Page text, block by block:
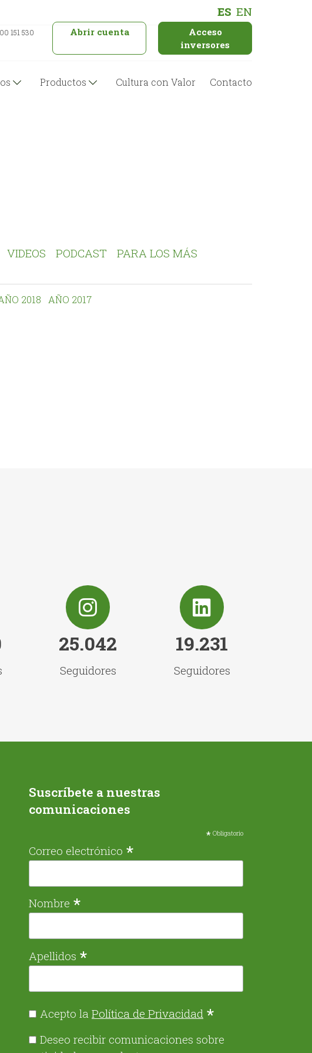
ES EN
151 530 Abrir cuenta
Acceso
inversores
Productos Cultura con Valor Contacto
VIDEOS PODCAST
PARA LOS MÁS
2018 AÑO 2017
25.042
Seguidores
19.231
Seguidores
Suscríbete a nuestras
comunicaciones
* Obligatorio
Correo electrónico *
Nombre *
Apellidos *
Acepto la Política de Privacidad *
Deseo recibir comunicaciones sobre